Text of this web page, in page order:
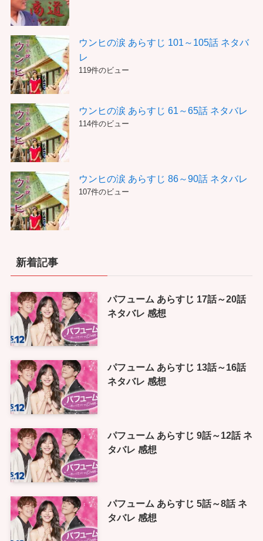
ウンヒの涙 あらすじ 101～105話 ネタバ
レ
119件のビュー
ウンヒの涙 あらすじ 61～65話 ネタバレ
114件のビュー
ウンヒの涙 あらすじ 86～90話 ネタバレ
107件のビュー
新着記事
パフューム あらすじ 17話～20話
ネタバレ 感想
パフューム あらすじ 13話～16話
ネタバレ 感想
パフューム あらすじ 9話～12話 ネ
タバレ 感想
パフューム あらすじ 5話～8話 ネ
タバレ 感想